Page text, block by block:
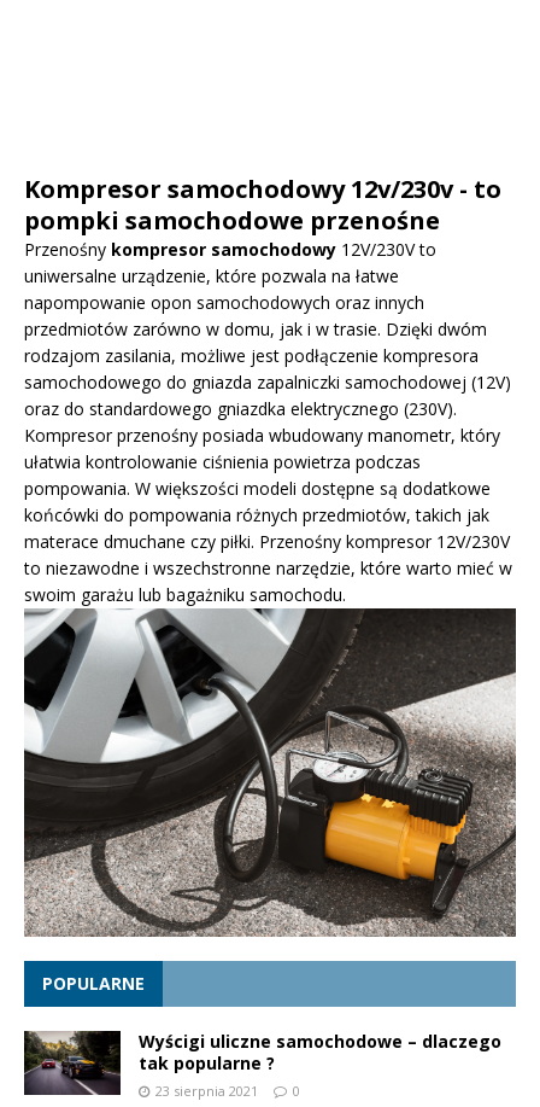
Kompresor samochodowy 12v/230v - to
pompki samochodowe przenośne
Przenośny kompresor samochodowy 12V/230V to
uniwersalne urządzenie, które pozwala na łatwe
napompowanie opon samochodowych oraz innych
przedmiotów zarówno w domu, jak i w trasie. Dzięki dwóm
rodzajom zasilania, możliwe jest podłączenie kompresora
samochodowego do gniazda zapalniczki samochodowej (12V)
oraz do standardowego gniazdka elektrycznego (230V).
Kompresor przenośny posiada wbudowany manometr, który
ułatwia kontrolowanie ciśnienia powietrza podczas
pompowania. W większości modeli dostępne są dodatkowe
końcówki do pompowania różnych przedmiotów, takich jak
materace dmuchane czy piłki. Przenośny kompresor 12V/230V
to niezawodne i wszechstronne narzędzie, które warto mieć w
swoim garażu lub bagażniku samochodu.
POPULARNE
Wyścigi uliczne samochodowe – dlaczego
tak popularne ?
23 sierpnia 2021 0